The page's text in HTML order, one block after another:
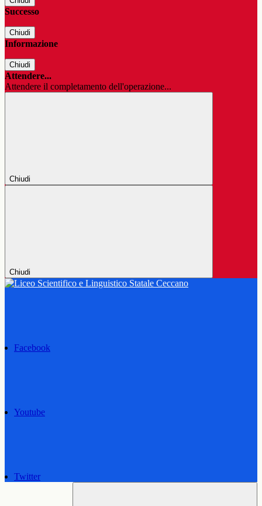
Successo
Chiudi
Informazione
Chiudi
Attendere...
Attendere il completamento dell'operazione...
Chiudi
Chiudi
Facebook
Youtube
Twitter